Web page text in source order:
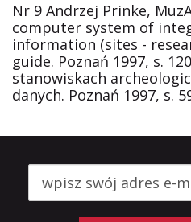
Nr 9 Andrzej Prinke,
computer system of
information (sites -
guide. Poznań 1997, s.
stanowiskach
danych. Poznań 1997, s.